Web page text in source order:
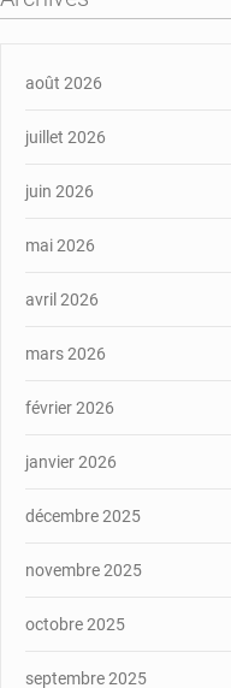
août 2026
juillet 2026
juin 2026
mai 2026
avril 2026
mars 2026
février 2026
janvier 2026
décembre 2025
novembre 2025
octobre 2025
septembre 2025